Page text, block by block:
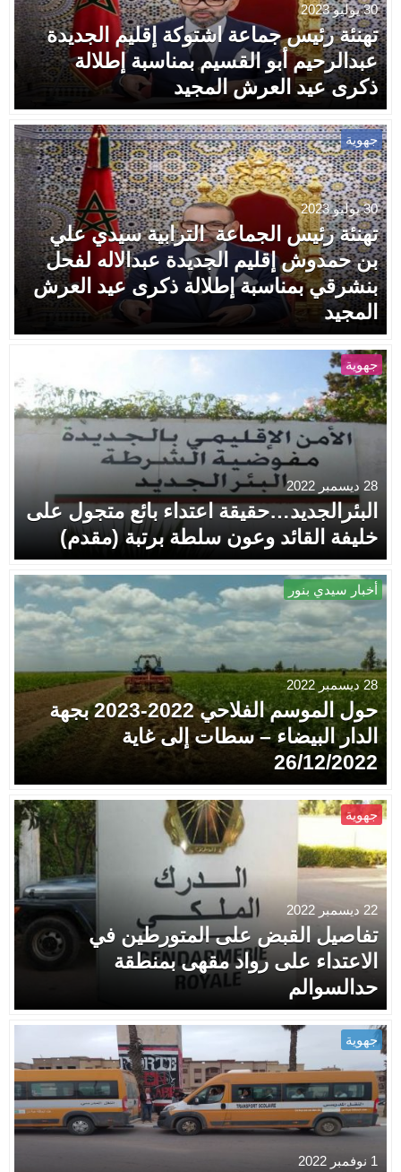
30 يوليو 2023
تهنئة رئيس جماعة اشتوكة إقليم الجديدة
عبدالرحيم أبو القسيم بمناسبة إطلالة
ذكرى عيد العرش المجيد
جهوية
30 يوليو 2023
تهنئة رئيس الجماعة الترابية سيدي علي
بن حمدوش إقليم الجديدة عبدالاله لفحل
بنشرقي بمناسبة إطلالة ذكرى عيد العرش
المجيد
جهوية
28 ديسمبر 2022
البئرالجديد…حقيقة اعتداء بائع متجول على
خليفة القائد وعون سلطة برتبة (مقدم)
أخبار سيدي بنور
28 ديسمبر 2022
حول الموسم الفلاحي 2022-2023 بجهة
الدار البيضاء – سطات إلى غاية
26/12/2022
جهوية
22 ديسمبر 2022
تفاصيل القبض على المتورطين في
الاعتداء على رواد مقهى بمنطقة
حدالسوالم
جهوية
1 نوفمبر 2022